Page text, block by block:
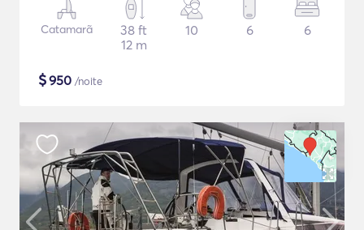
Catamarã
38 ft
12 m
10 6 6
$950 /noite